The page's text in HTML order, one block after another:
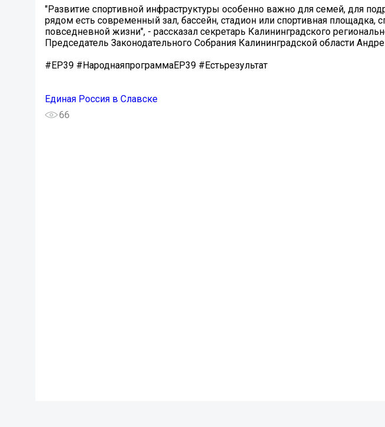
"Развитие спортивной инфраструктуры особенно важно для семей, для
рядом есть современный зал, бассейн, стадион или спортивная площадка,
повседневной жизни", - рассказал секретарь Калининградского
Председатель Законодательного Собрания Калининградской области
#ЕР39 #НароднаяпрограммаЕР39 #Естьрезультат
Единая Россия в Славске
66